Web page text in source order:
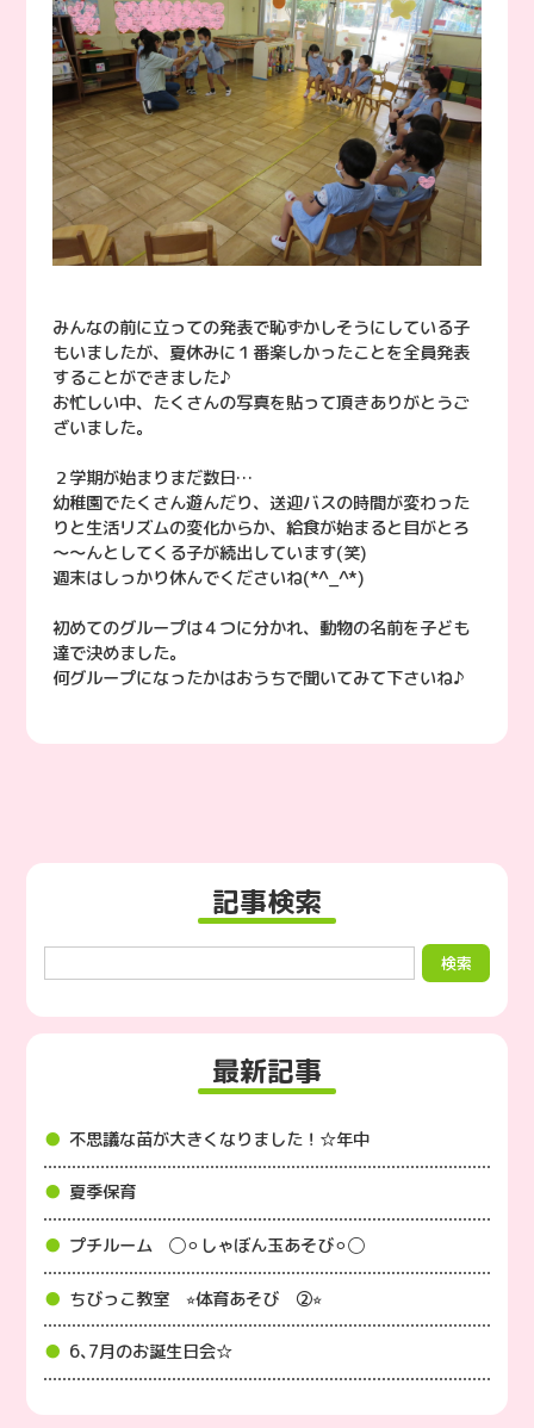
みんなの前に立っての発表で恥ずかしそうにしている子
もいましたが、夏休みに１番楽しかったことを全員発表
することができました♪
お忙しい中、たくさんの写真を貼って頂きありがとうご
ざいました。
２学期が始まりまだ数日…
幼稚園でたくさん遊んだり、送迎バスの時間が変わった
りと生活リズムの変化からか、給食が始まると目がとろ
～～んとしてくる子が続出しています(笑)
週末はしっかり休んでくださいね(*^_^*)
初めてのグループは４つに分かれ、動物の名前を子ども
達で決めました。
何グループになったかはおうちで聞いてみて下さいね♪
記事検索
最新記事
不思議な苗が大きくなりました！☆年中
夏季保育
プチルーム ◯⚪︎しゃぼん玉あそび⚪︎◯
ちびっこ教室 ⭐︎体育あそび ②⭐︎
6､7月のお誕生日会☆